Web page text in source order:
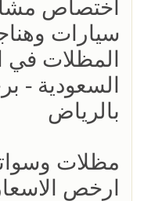
اختصاص
سيارات
المظلات في
السعودية -
بالرياض
مظلات